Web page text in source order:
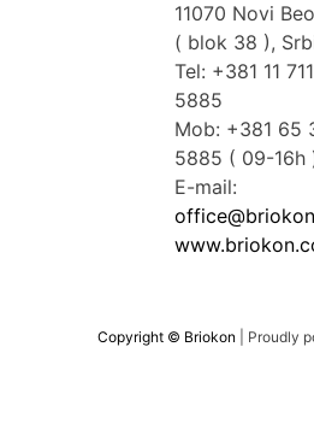
11070 Novi
( blok 38 ),
Tel: +381 11 711
5885
Mob: +381 65
5885 ( 09-16h
E-mail:
Copyright © Briokon Proudly